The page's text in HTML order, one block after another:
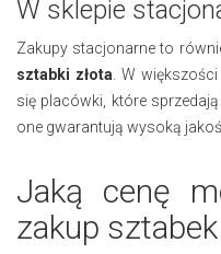
W sklepie
Zakupy stacjonarne to
sztabki złota . W
się placówki, które
one gwarantują wysoką
Jaką cenę
zakup sztabek